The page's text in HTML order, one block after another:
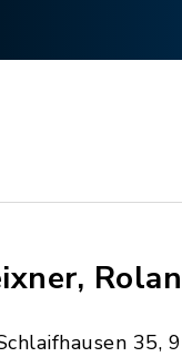
35,